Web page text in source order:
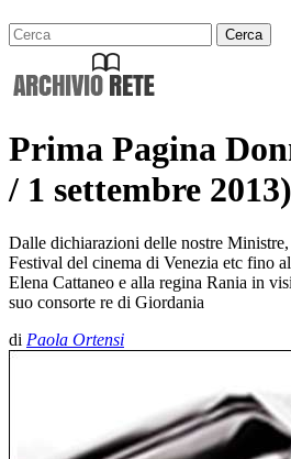
Prima Pagina
/ 1 settembre 2013)
Dalle dichiarazioni delle nostre
Festival del cinema di Venezia etc fino
Elena Cattaneo e alla regina Rania in
suo consorte re di Giordania
di Paola Ortensi